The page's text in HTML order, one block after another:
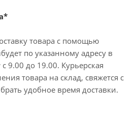
товара с помощью
по указанному адресу в
9.00 до 19.00. Курьерская
товара на склад, свяжется с
удобное время доставки.